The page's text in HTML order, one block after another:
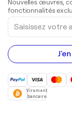
Peintures
Nouvelles œuvres,
fonctionnalités
Saisissez
votre
adresse
e-
mail
Virement
bancaire